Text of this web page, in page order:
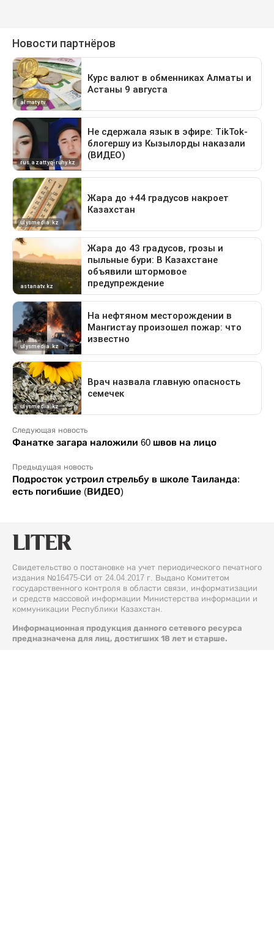
Следующая новость
Фанатке загара наложили 60 швов на лицо
Предыдущая новость
Подросток устроил стрельбу в школе Таиланда:
есть погибшие (ВИДЕО)
Свидетельство о постановке на учет периодического печатного
издания №16475-СИ от 24.04.2017 г. Выдано Комитетом
государственного контроля в области связи, информатизации
и средств массовой информации Министерства информации и
коммуникации Республики Казахстан.
Информационная продукция данного сетевого ресурса
предназначена для лиц, достигших 18 лет и старше.